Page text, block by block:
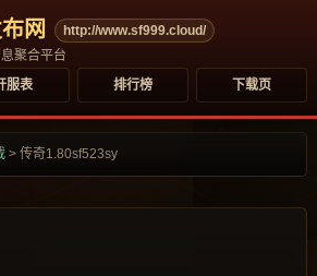
网
http://www.sf999.cloud/
聚合平台
服表 排行榜 下载页
> 传奇1.80sf523sy